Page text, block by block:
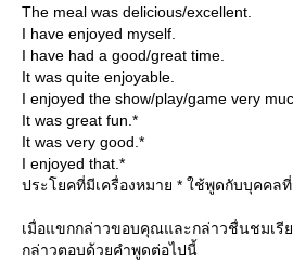
The meal was delicious/excellent.
I have enjoyed myself.
I have had a good/great time.
It was quite enjoyable.
I enjoyed the show/play/game very
It was great fun.*
It was very good.*
I enjoyed that.*
ประโยคที่มีเครื่องหมาย * ใช้พูดกับบุคค
เมื่อแขกกล่าวขอบคุณและกล่าวชื่นชมเรี
กล่าวตอบด้วยคำพูดต่อไปนี้